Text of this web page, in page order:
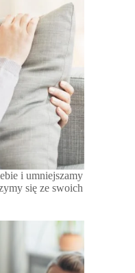
i umniejszamy
się ze swoich